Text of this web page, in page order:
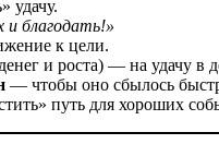
удачу.
и благодать!»
к цели.
и роста) — на удачу в
— чтобы оно сбылось
путь для хороших